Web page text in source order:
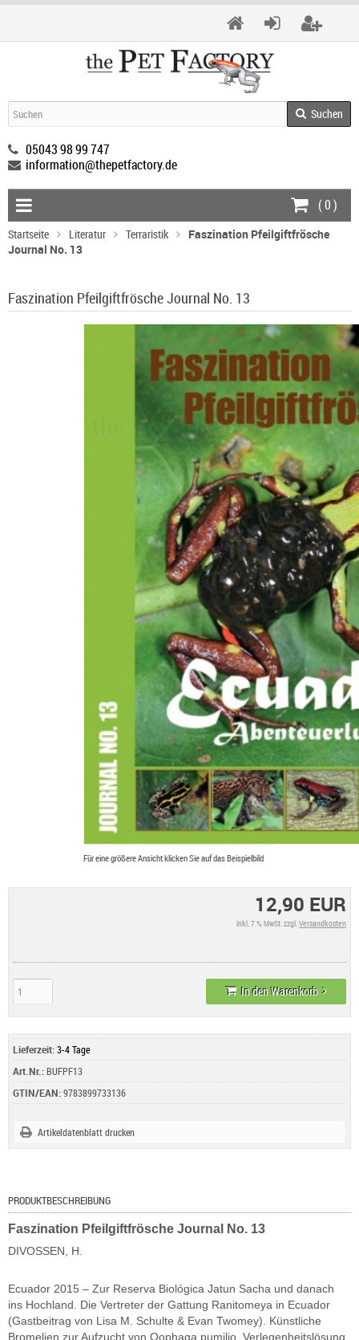
Suchen
05043 98 99 747
information@thepetfactory.de
(0)
Startseite Literatur Terraristik
Faszination Pfeilgiftfrösche
Journal No. 13
Faszination Pfeilgiftfrösche Journal No. 13
Für eine größere Ansicht klicken Sie auf das Beispielbild
12,90 EUR
inkl. 7 % MwSt. zzgl.Versandkosten
In den Warenkorb
Lieferzeit:3-4 Tage
Art.Nr.:BUFPF13
GTIN/EAN:9783899733136
Artikeldatenblatt drucken
PRODUKTBESCHREIBUNG
Faszination Pfeilgiftfrösche Journal No. 13
DIVOSSEN, H.
Ecuador 2015 – Zur Reserva Biológica Jatun Sacha und danach
ins Hochland. Die Vertreter der Gattung Ranitomeya in Ecuador
(Gastbeitrag von Lisa M. Schulte & Evan Twomey). Künstliche
Bromelien zur Aufzucht von Oophaga pumilio. Verlegenheitslösung